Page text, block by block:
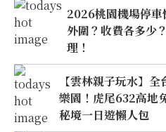
2026桃園機場停車
外圍？收費各多少
理！
【雲林親子玩水】
樂園！虎尾632高地
秘境一日遊懶人包